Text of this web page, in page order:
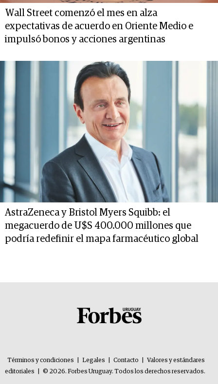
Wall Street comenzó el mes en alza
expectativas de acuerdo en Oriente Medio e
impulsó bonos y acciones argentinas
AstraZeneca y Bristol Myers Squibb: el
megacuerdo de U$S 400.000 millones que
podría redefinir el mapa farmacéutico global
Términos y condiciones Legales Contacto
Valores y estándares
editoriales
© 2026. Forbes Uruguay. Todos los derechos reservados.